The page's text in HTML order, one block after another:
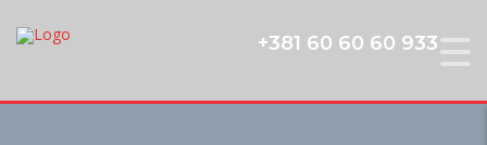
+381 60 60 60 933